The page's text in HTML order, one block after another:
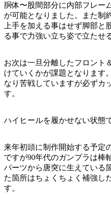
胴体〜股間部分に内部フレー
が可能となりました。また制
上手を加える事はせず脚部
る事で力強い立ち姿で立たせ
お次は一旦分離したフロント
けていくかが課題となります
なり苦戦していますが必ずカ
す。
ハイヒールを履かせない状態
来年初頭に制作開始する予定
ですが90年代のガンプラは棒
パーツから唐突に生えている
た箇所はちょくちょく補強し
す。